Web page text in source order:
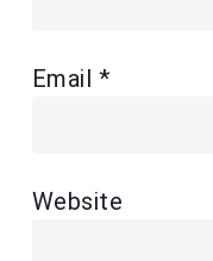
Email *
Website